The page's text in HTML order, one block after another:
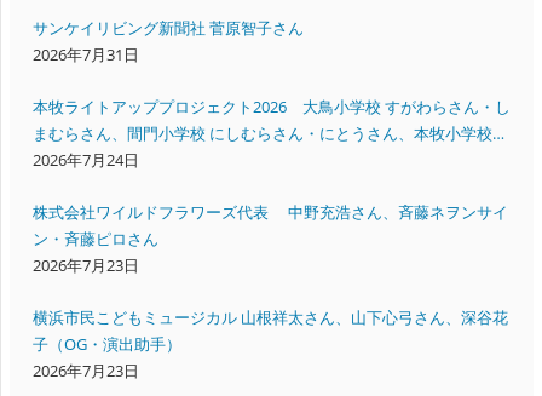
サンケイリビング新聞社 菅原智子さん
2026年7月31日
本牧ライトアッププロジェクト2026 大鳥小学校 すがわらさん・し
まむらさん、間門小学校 にしむらさん・にとうさん、本牧小学校
いいださん・すえよしさん
2026年7月24日
株式会社ワイルドフラワーズ代表 中野充浩さん、斉藤ネヲンサイ
ン・斉藤ピロさん
2026年7月23日
横浜市民こどもミュージカル 山根祥太さん、山下心弓さん、深谷花
子（OG・演出助手）
2026年7月23日